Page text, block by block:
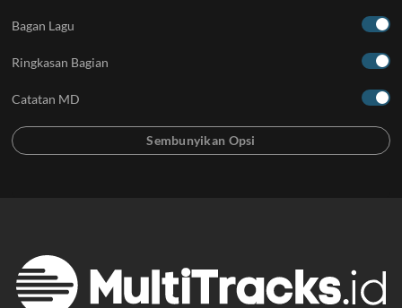
Bagan Lagu
Ringkasan Bagian
Catatan MD